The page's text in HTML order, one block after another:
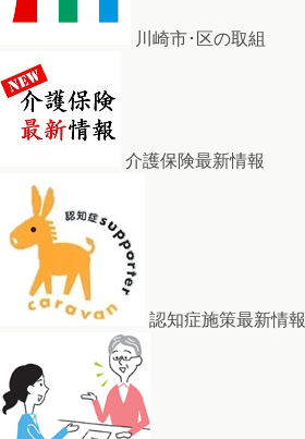
川崎市･区の取組
介護保険最新情報
認知症施策最新情報